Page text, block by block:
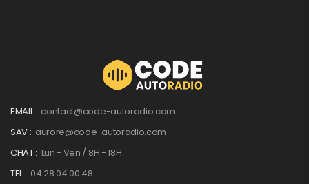
EMAIL : contact@code-autoradio.com
SAV : aurore@code-autoradio.com
CHAT : Lun - Ven / 8H - 18H
TEL : 04 28 04 00 48